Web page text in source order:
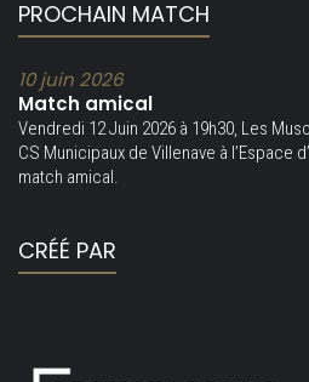
PROCHAIN MATCH
10 juin 2026
Match amical
Vendredi 12 Juin 2026 à 19h30, Les
CS Municipaux de Villenave à l’Espace
match amical.
CRÉÉ PAR